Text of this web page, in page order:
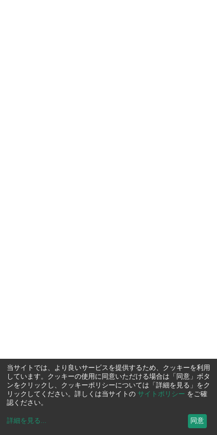
当サイトでは、より良いサービスを提供するため、クッキーを利用
しています。クッキーの使用に同意いただける場合は「同意」ボタ
ンをクリックし、クッキーポリシーについては「詳細を見る」をク
リックしてください。詳しくは当サイトの サイトポリシー をご確
認ください。
詳細を見る ... 同意